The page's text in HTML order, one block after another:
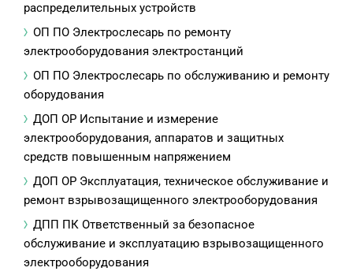
распределительных устройств
ОП ПО Электрослесарь по ремонту
электрооборудования электростанций
ОП ПО Электрослесарь по обслуживанию и ремонту
оборудования
ДОП ОР Испытание и измерение
электрооборудования, аппаратов и защитных
средств повышенным напряжением
ДОП ОР Эксплуатация, техническое обслуживание и
ремонт взрывозащищенного электрооборудования
ДПП ПК Ответственный за безопасное
обслуживание и эксплуатацию взрывозащищенного
электрооборудования